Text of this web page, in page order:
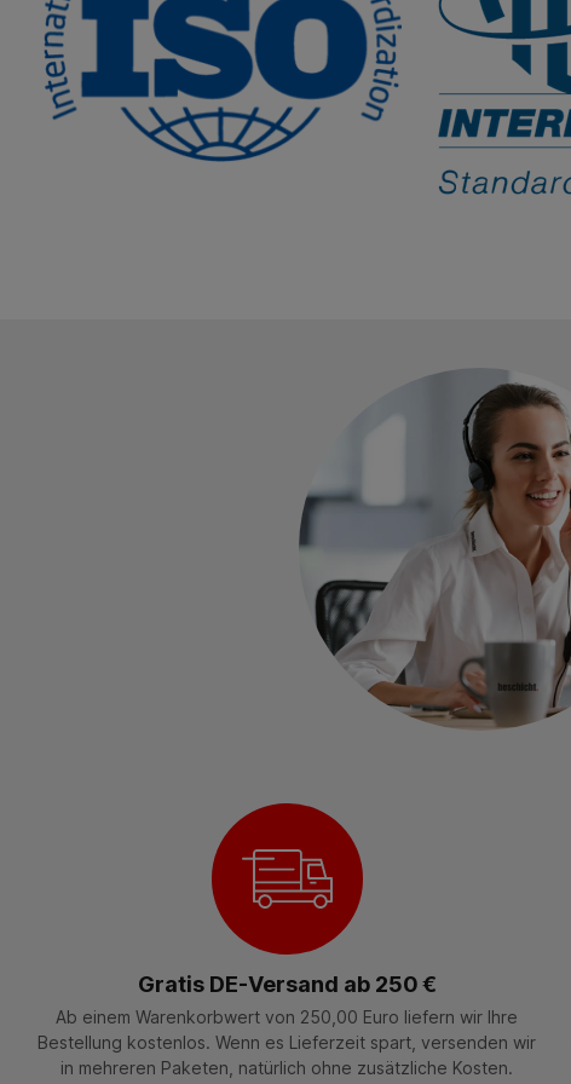
Gratis DE-Versand ab 250 €
Ab einem Warenkorbwert von 250,00 Euro liefern wir Ihre
Bestellung kostenlos. Wenn es Lieferzeit spart, versenden wir
in mehreren Paketen, natürlich ohne zusätzliche Kosten.